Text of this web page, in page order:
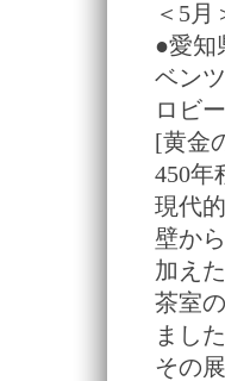
＜5月
●愛
ベン
ロビ
[黄金
450年
現代
壁か
加え
茶室
ました
その